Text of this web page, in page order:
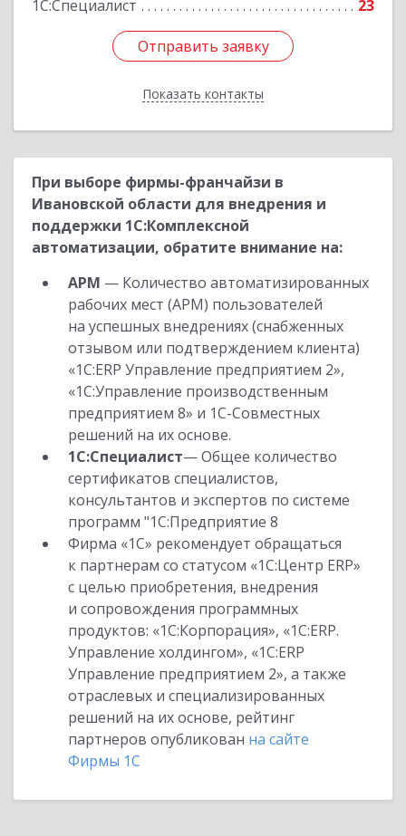
1С:Специалист
23
Отправить заявку
Показать контакты
Отправить заявку
Назад
При выборе фирмы-франчайзи в
Ивановской области для внедрения и
поддержки 1С:Комплексной
автоматизации, обратите внимание на:
АРМ — Количество автоматизированных
рабочих мест (АРМ) пользователей
на успешных внедрениях (снабженных
отзывом или подтверждением клиента)
«1С:ERP Управление предприятием 2»,
«1С:Управление производственным
предприятием 8» и 1С-Совместных
решений на их основе.
1С:Специалист— Общее количество
сертификатов специалистов,
консультантов и экспертов по системе
программ "1С:Предприятие 8
Фирма «1С» рекомендует обращаться
к партнерам со статусом «1С:Центр ERP»
с целью приобретения, внедрения
и сопровождения программных
продуктов: «1С:Корпорация», «1С:ERP.
Управление холдингом», «1С:ERP
Управление предприятием 2», а также
отраслевых и специализированных
решений на их основе, рейтинг
партнеров опубликован на сайте
Фирмы 1С